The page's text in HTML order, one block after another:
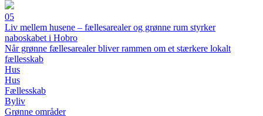
05
Liv mellem husene – fællesarealer og grønne rum styrker
naboskabet i Hobro
Når grønne fællesarealer bliver rammen om et stærkere lokalt
fællesskab
Hus
Hus
Fællesskab
Byliv
Grønne områder